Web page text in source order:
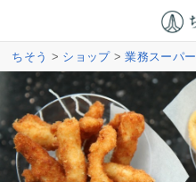
ちそう > ショップ>業務スーパー